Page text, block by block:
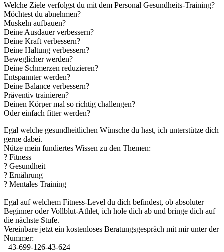
Welche Ziele verfolgst du mit dem Personal Gesundheits-Training?
Möchtest du abnehmen?
Muskeln aufbauen?
Deine Ausdauer verbessern?
Deine Kraft verbessern?
Deine Haltung verbessern?
Beweglicher werden?
Deine Schmerzen reduzieren?
Entspannter werden?
Deine Balance verbessern?
Präventiv trainieren?
Deinen Körper mal so richtig challengen?
Oder einfach fitter werden?
Egal welche gesundheitlichen Wünsche du hast, ich unterstütze dich
gerne dabei.
Nütze mein fundiertes Wissen zu den Themen:
? Fitness
? Gesundheit
? Ernährung
? Mentales Training
Egal auf welchem Fitness-Level du dich befindest, ob absoluter
Beginner oder Vollblut-Athlet, ich hole dich ab und bringe dich auf
die nächste Stufe.
Vereinbare jetzt ein kostenloses Beratungsgespräch mit mir unter der
Nummer:
+43-699-126-43-624